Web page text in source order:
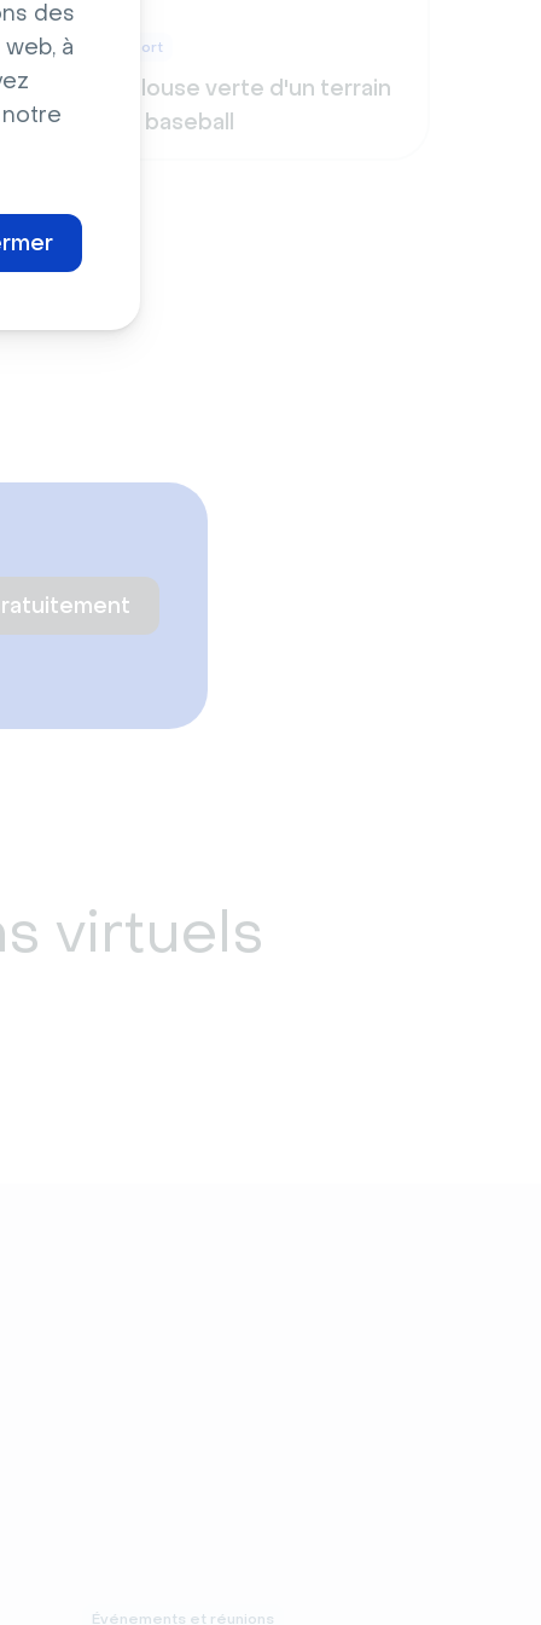
des
à
Sport
Pelouse verte d'un terrain
de baseball
virtuels
Événements et réunions